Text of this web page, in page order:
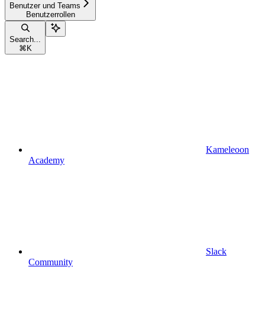
Benutzer und Teams
Benutzerrollen
Search...
⌘ K
Kameleoon
Academy
Slack
Community